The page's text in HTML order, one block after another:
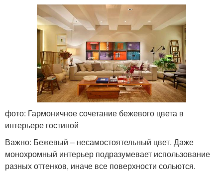
фото: Гармоничное сочетание бежевого цвета в
интерьере гостиной
Важно: Бежевый – несамостоятельный цвет. Даже
монохромный интерьер подразумевает использование
разных оттенков, иначе все поверхности сольются.